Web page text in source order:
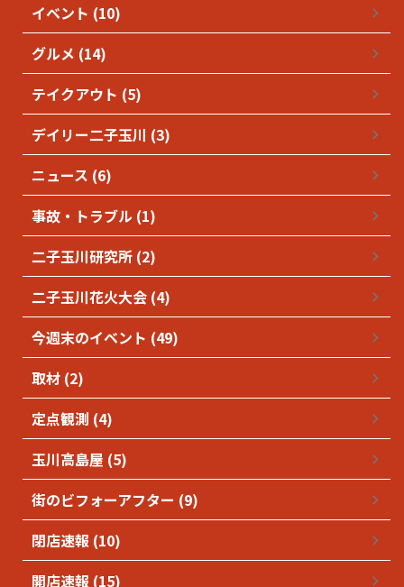
イベント (10)
グルメ (14)
テイクアウト (5)
デイリー二子玉川 (3)
ニュース (6)
事故・トラブル (1)
二子玉川研究所 (2)
二子玉川花火大会 (4)
今週末のイベント (49)
取材 (2)
定点観測 (4)
玉川高島屋 (5)
街のビフォーアフター (9)
閉店速報 (10)
開店速報 (15)